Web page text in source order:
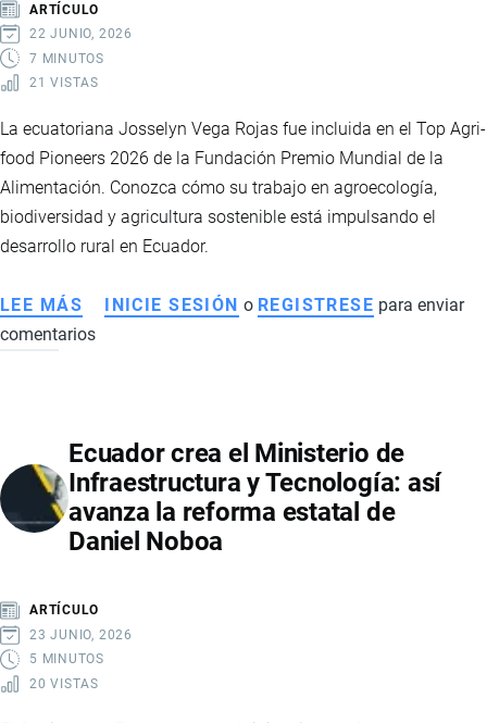
DEL
MERCADO
LABORAL
ARTÍCULO
22 JUNIO, 2026
7 MINUTOS
21 VISTAS
La ecuatoriana Josselyn Vega Rojas fue incluida en el Top Agri-
food Pioneers 2026 de la Fundación Premio Mundial de la
Alimentación. Conozca cómo su trabajo en agroecología,
biodiversidad y agricultura sostenible está impulsando el
desarrollo rural en Ecuador.
LEE MÁS SOBRE
JOSSELYN
AGRICULTORA
ECUATORIANA
RECONOCIDA
ENTRE
MUNDIALES
QUE
TRANSFORMAN
INICIE SESIÓN o REGISTRESE para enviar
comentarios
Ecuador crea el Ministerio de
Infraestructura y Tecnología: así
avanza la reforma estatal de
Daniel Noboa
ARTÍCULO
23 JUNIO, 2026
5 MINUTOS
20 VISTAS